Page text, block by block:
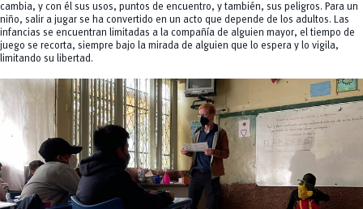
cambia, y con él sus usos, puntos de encuentro, y también, sus peligros. Para un
niño, salir a jugar se ha convertido en un acto que depende de los adultos. Las
infancias se encuentran limitadas a la compañía de alguien mayor, el tiempo de
juego se recorta, siempre bajo la mirada de alguien que lo espera y lo vigila,
limitando su libertad.